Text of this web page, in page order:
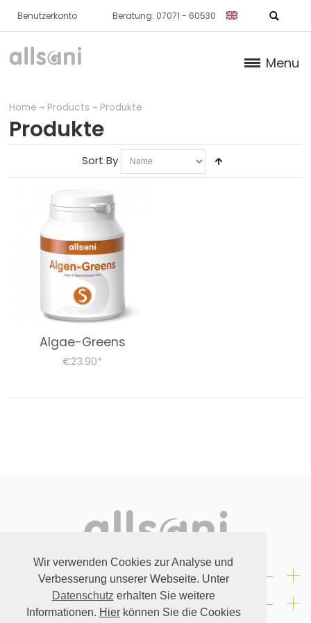
Wir verwenden Cookies zur Analyse und
Verbesserung unserer Webseite. Unter
Datenschutz erhalten Sie weitere
Informationen. Hierkönnen Sie die Cookies
Benutzerkonto Beratung: 07071 - 60530
Menu
NORMAL CARTILAGE / BONE
METABOLISM
NORMAL BLOOD / HEART
IMMUNE SYSTEM
FURTHER PRODUCTS
FOODSTUFF
STOFFWECHSELKUR BEGLEITPRODUKTE
Books (German)
Home Products Produkte
Produkte
Sort By
Algae-Greens
€23.90*
+
CONTACT +